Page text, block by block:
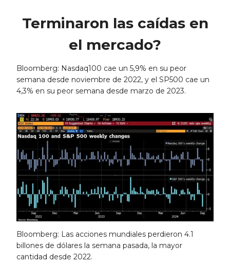
Terminaron las caídas en
el mercado?
Bloomberg: Nasdaq100 cae un 5,9% en su peor
semana desde noviembre de 2022, y el SP500 cae un
4,3% en su peor semana desde marzo de 2023.
Bloomberg: Las acciones mundiales perdieron 4.1
billones de dólares la semana pasada, la mayor
cantidad desde 2022.